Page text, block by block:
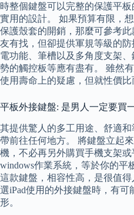
時整個鍵盤可以完整的保護平
實用的設計。 如果預算有限，
保護殼套的開銷，那麼可參考
友有找，但卻提供軍規等級的
電功能、筆槽以及多角度支架
勢的觸控板等應有盡有。 雖然
使用壽命上的疑慮，但就性價比
平板外接鍵盤: 是男人一定要買
其提供驚人的多工用途、舒適
帶前往任何地方。 將鍵盤立起
機，不必再另外購買手機支架
windows作業系統，等於你的平
這款鍵盤，相容性高，是很值
選iPad使用的外接鍵盤時，有
形。